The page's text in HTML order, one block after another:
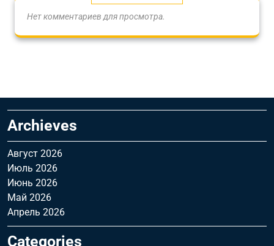
Нет комментариев для просмотра.
Archieves
Август 2026
Июль 2026
Июнь 2026
Май 2026
Апрель 2026
Categories